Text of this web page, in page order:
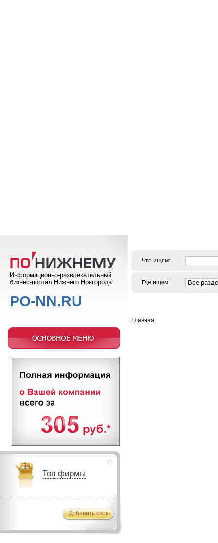
Что ищем:
Где ищем:
Главная
Информационно-развлекательный
бизнес-портал Нижнего Новгорода
PO-NN.RU
Топ фирмы
Добавить свою